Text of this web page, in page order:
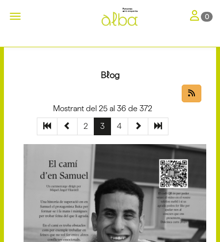
Toggle navigation Toggle
0
Blog
Mostrant del 25 al 36 de 372
2 3 4